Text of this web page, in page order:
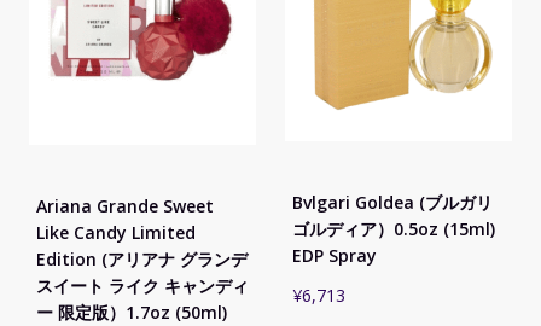
Ariana Grande Sweet
Like Candy Limited
Edition (アリアナ グランデ
スイート ライク キャンディ
ー 限定版）1.7oz (50ml)
Bvlgari Goldea (ブルガリ
ゴルディア）0.5oz (15ml)
EDP Spray
¥6,713